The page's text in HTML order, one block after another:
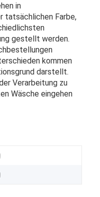
in
tatsächlichen Farbe,
gestellt werden.
kommen
darstellt.
Verarbeitung zu
Wäsche eingehen